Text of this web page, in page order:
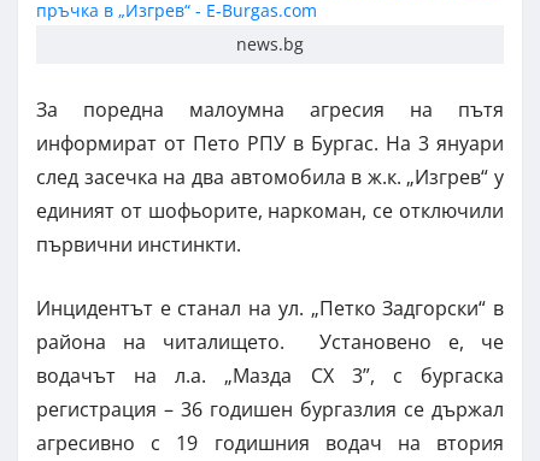
news.bg
За поредна малоумна агресия на пътя
информират от Пето РПУ в Бургас. На 3 януари
след засечка на два автомобила в ж.к. „Изгрев“ у
единият от шофьорите, наркоман, се отключили
първични инстинкти.
Инцидентът е станал на ул. „Петко Задгорски“ в
района на читалището. Установено е, че
водачът на л.а. „Мазда СХ 3”, с бургаска
регистрация – 36 годишен бургазлия се държал
агресивно с 19 годишния водач на втория